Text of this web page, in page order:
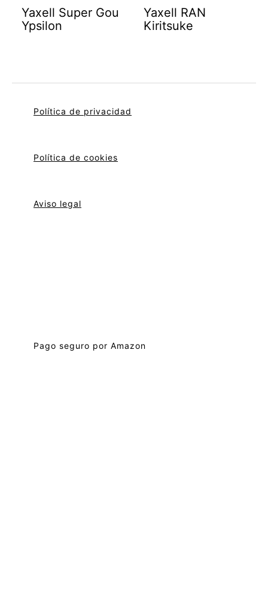
Yaxell Super Gou
Ypsilon
Yaxell RAN
Kiritsuke
Política de privacidad
Política de cookies
Aviso legal
Pago seguro por Amazon